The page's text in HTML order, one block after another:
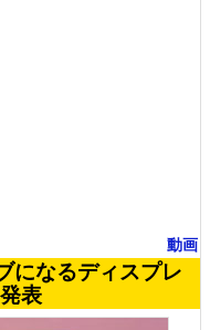
動画
になるディスプレ
表